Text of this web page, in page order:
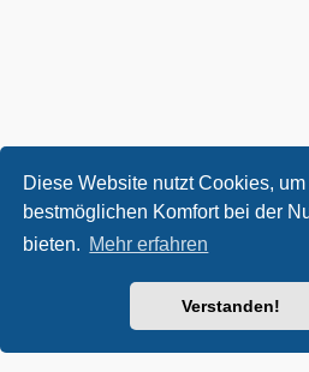
Diese Website nutzt Cookies,
bestmöglichen Komfort bei der
bieten. Mehr erfahren
Verstanden!